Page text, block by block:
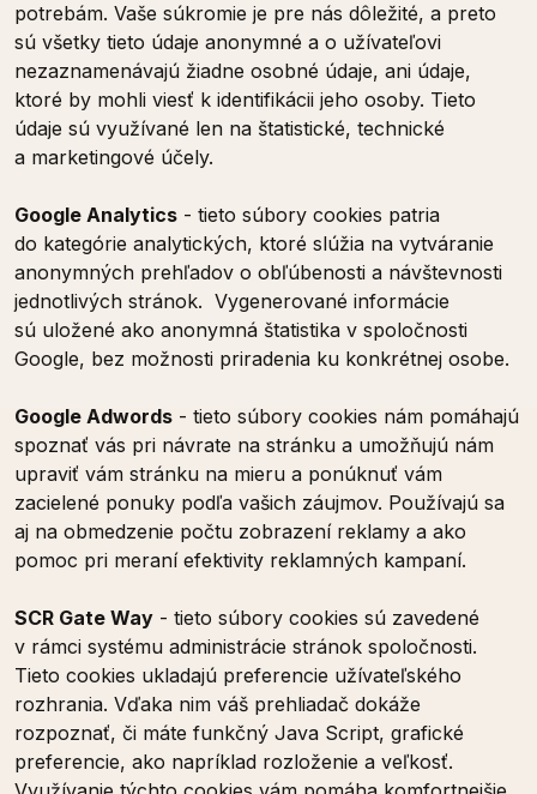
potrebám. Vaše súkromie je pre nás dôležité, a preto
sú všetky tieto údaje anonymné a o užívateľovi
nezaznamenávajú žiadne osobné údaje, ani údaje,
ktoré by mohli viesť k identifikácii jeho osoby. Tieto
údaje sú využívané len na štatistické, technické
a marketingové účely.
Google Analytics - tieto súbory cookies patria
do kategórie analytických, ktoré slúžia na vytváranie
anonymných prehľadov o obľúbenosti a návštevnosti
jednotlivých stránok. Vygenerované informácie
sú uložené ako anonymná štatistika v spoločnosti
Google, bez možnosti priradenia ku konkrétnej osobe.
Google Adwords - tieto súbory cookies nám pomáhajú
spoznať vás pri návrate na stránku a umožňujú nám
upraviť vám stránku na mieru a ponúknuť vám
zacielené ponuky podľa vašich záujmov. Používajú sa
aj na obmedzenie počtu zobrazení reklamy a ako
pomoc pri meraní efektivity reklamných kampaní.
SCR Gate Way - tieto súbory cookies sú zavedené
v rámci systému administrácie stránok spoločnosti.
Tieto cookies ukladajú preferencie užívateľského
rozhrania. Vďaka nim váš prehliadač dokáže
rozpoznať, či máte funkčný Java Script, grafické
preferencie, ako napríklad rozloženie a veľkosť.